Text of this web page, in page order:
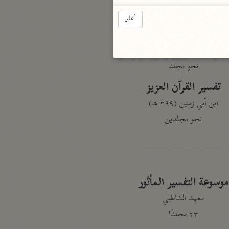
نحو مجلد
تفسير القرآن العزيز
ابن أبي زمنين (٣٩٩ هـ)
نحو مجلدين
موسوعة التفسير المأثور
معهد الشاطبي
٢٣ مجلدًا
أغلق